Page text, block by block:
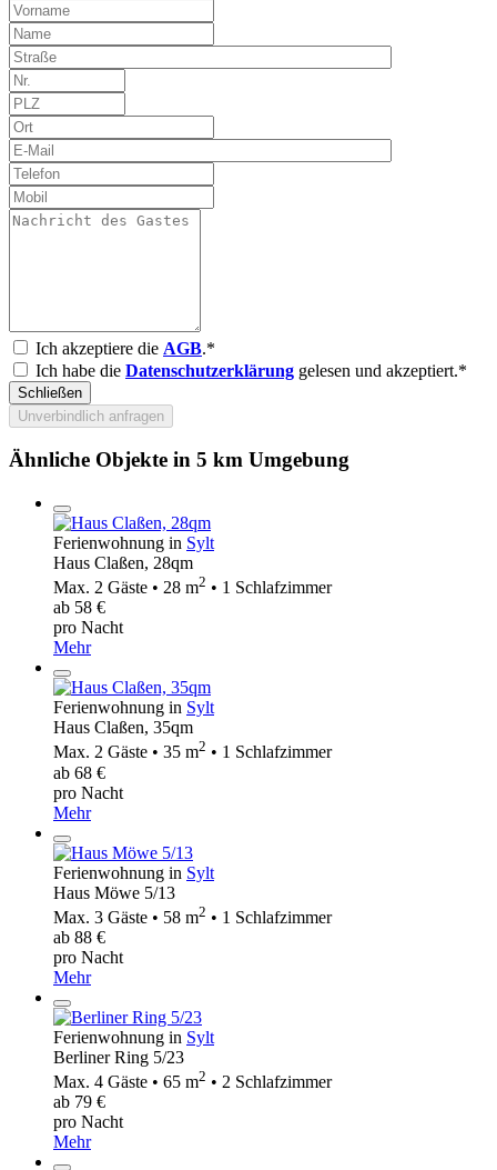
Ich akzeptiere die AGB.*
Ich habe die Datenschutzerklärung gelesen und akzeptiert.*
Schließen
Unverbindlich anfragen
Ähnliche Objekte in 5 km Umgebung
Ferienwohnung in Sylt
Haus Claßen, 28qm
Max. 2 Gäste • 28 m2 • 1 Schlafzimmer
ab 58 €
pro Nacht
Mehr
Ferienwohnung in Sylt
Haus Claßen, 35qm
Max. 2 Gäste • 35 m2 • 1 Schlafzimmer
ab 68 €
pro Nacht
Mehr
Ferienwohnung in Sylt
Haus Möwe 5/13
Max. 3 Gäste • 58 m2 • 1 Schlafzimmer
ab 88 €
pro Nacht
Mehr
Ferienwohnung in Sylt
Berliner Ring 5/23
Max. 4 Gäste • 65 m2 • 2 Schlafzimmer
ab 79 €
pro Nacht
Mehr